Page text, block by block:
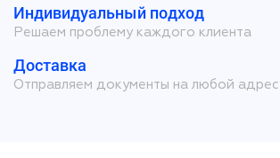
Индивидуальный подход
Решаем проблему каждого клиента
Доставка
Отправляем документы на любой